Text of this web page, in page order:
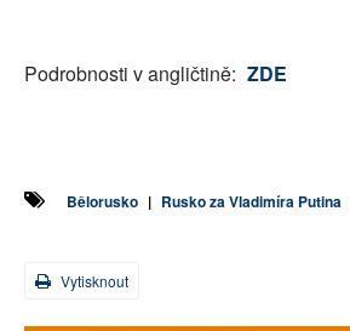
Podrobnosti v angličtině: ZDE
Bělorusko | Rusko za Vladimíra Putina
Vytisknout